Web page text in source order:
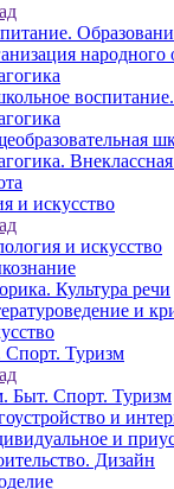
народного
и искусство
и искусство
Культура речи
и
Туризм
Быт. Спорт. Туризм
и
и
Дизайн